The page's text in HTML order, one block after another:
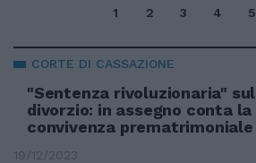
1 2 3 4 5
CORTE DI CASSAZIONE
"Sentenza rivoluzionaria" sul
divorzio: in assegno conta la
convivenza prematrimoniale
19/12/2023